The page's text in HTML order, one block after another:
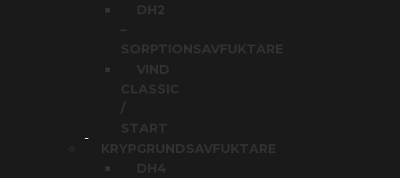
DH2
SORPTIONSAVFUKTARE
VIND
CLASSIC
START
KRYPGRUNDSAVFUKTARE
DH4